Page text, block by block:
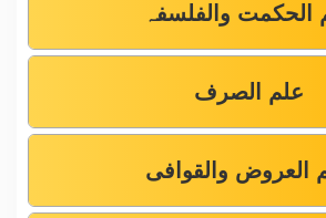
الحکمت والفلسفہ
علم الصرف
العروض والقوافی